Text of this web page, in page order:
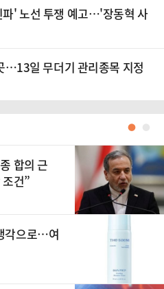
' 노선 투쟁 예고…'장동혁 사
…13일 무더기 관리종목 지정
●
합의 근
건”
각으로…여